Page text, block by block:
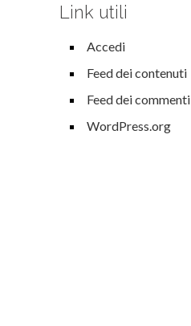
Link utili
Accedi
Feed dei contenuti
Feed dei commenti
WordPress.org